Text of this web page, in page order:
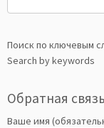
Поиск по ключевым
Search by keywords
Обратная
Ваше имя